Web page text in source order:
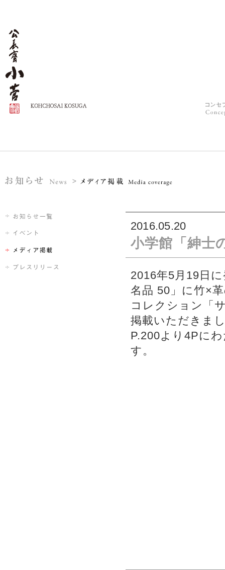
2016.05.20
小学館「紳士
2016年5月19日
名品 50」に竹×
コレクション「
掲載いただきま
P.200より4Pに
す。